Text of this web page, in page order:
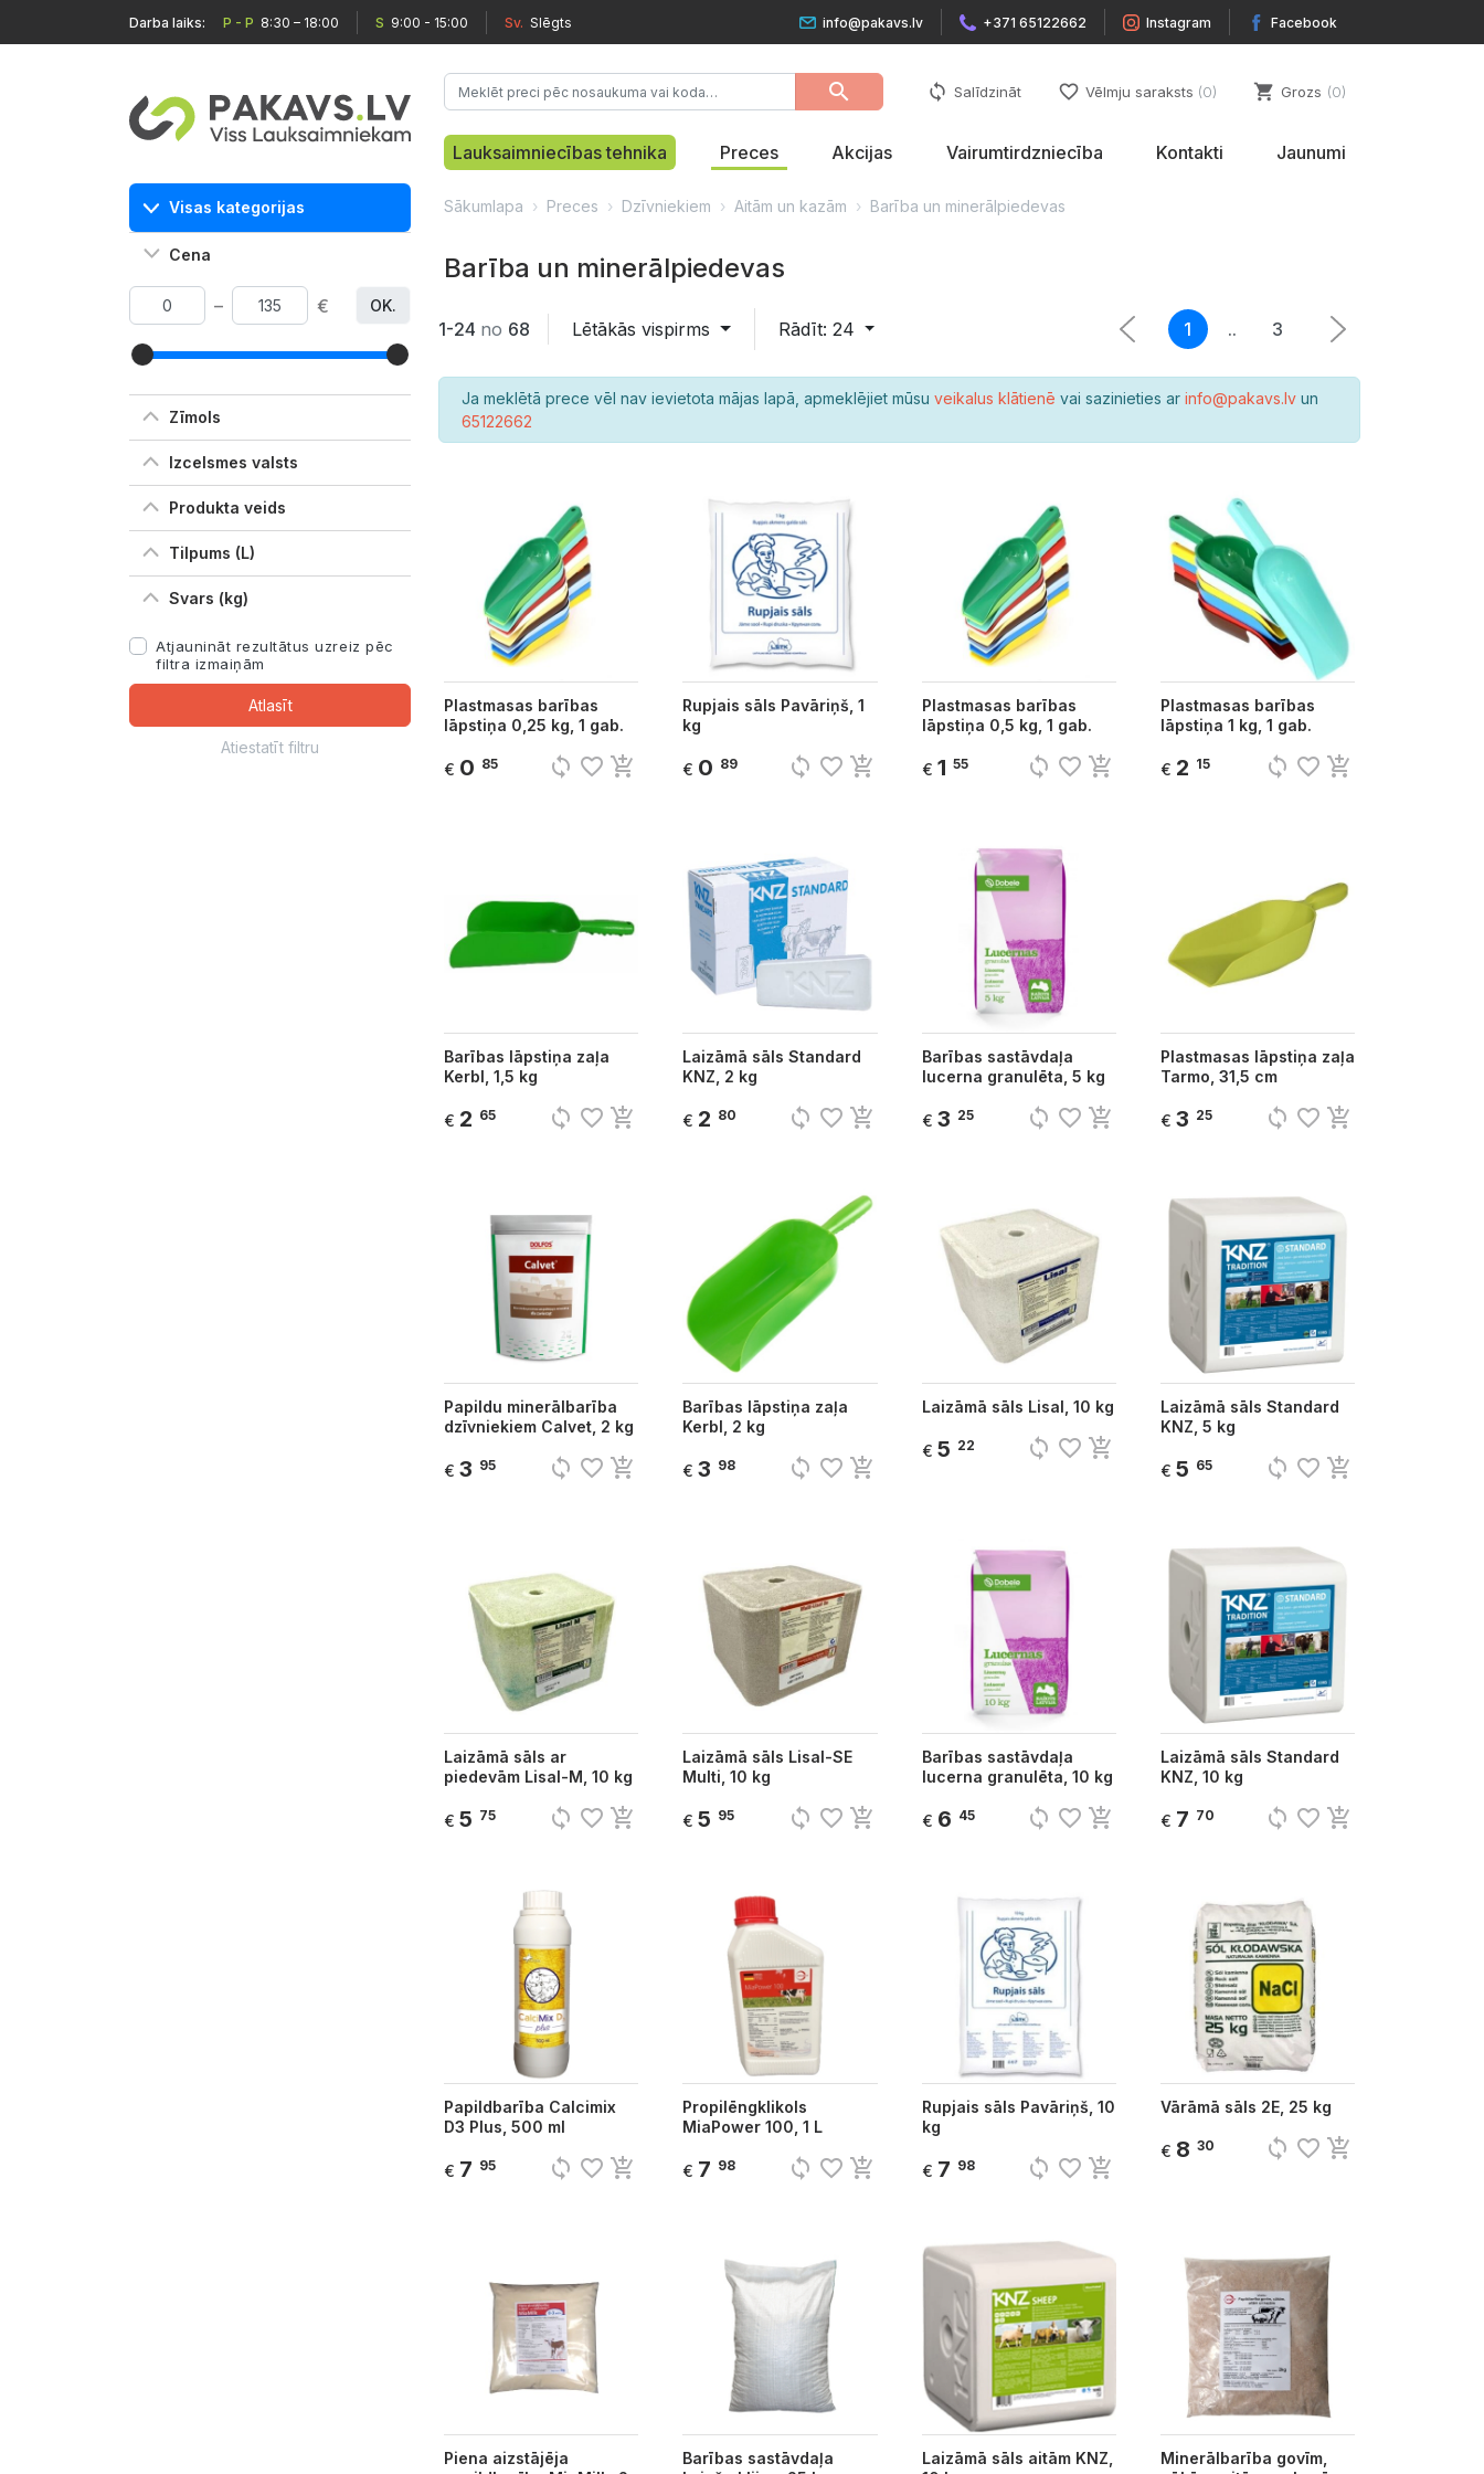
Darba laiks: P - P 8:30 – 18:00 S 9:00 - 15:00 Sv. Slēgts info@pakavs.lv +371 65122662 Instagram Facebook
search sync Salīdzināt favorite_border Vēlmju saraksts 0 shopping_cart Grozs 0
Lauksaimniecības tehnika Preces Akcijas Vairumtirdzniecība Kontakti Jaunumi
Visas kategorijas
Cena
– € OK.
Zīmols
Izcelsmes valsts
Produkta veids
Tilpums (L)
Svars (kg)
Atjaunināt rezultātus uzreiz pēc
filtra izmaiņām
Atlasīt
Atiestatīt filtru
Sākumlapa Preces Dzīvniekiem Aitām un kazām Barība un minerālpiedevas
Barība un minerālpiedevas
1-24 no 68 Lētākās vispirms Rādīt: 24 1 .. 3
Ja meklētā prece vēl nav ievietota mājas lapā, apmeklējiet mūsu veikalus klātienē vai sazinieties ar info@pakavs.lv un
65122662
Plastmasas barības
lāpstiņa 0,25 kg, 1 gab.
€ 0 85 sync favorite_border add_shopping_cart
Rupjais sāls Pavāriņš, 1
kg
€ 0 89 sync favorite_border add_shopping_cart
Plastmasas barības
lāpstiņa 0,5 kg, 1 gab.
€ 1 55 sync favorite_border add_shopping_cart
Plastmasas barības
lāpstiņa 1 kg, 1 gab.
€ 2 15 sync favorite_border add_shopping_cart
Barības lāpstiņa zaļa
Kerbl, 1,5 kg
€ 2 65 sync favorite_border add_shopping_cart
Laizāmā sāls Standard
KNZ, 2 kg
€ 2 80 sync favorite_border add_shopping_cart
Barības sastāvdaļa
lucerna granulēta, 5 kg
€ 3 25 sync favorite_border add_shopping_cart
Plastmasas lāpstiņa zaļa
Tarmo, 31,5 cm
€ 3 25 sync favorite_border add_shopping_cart
Papildu minerālbarība
dzīvniekiem Calvet, 2 kg
€ 3 95 sync favorite_border add_shopping_cart
Barības lāpstiņa zaļa
Kerbl, 2 kg
€ 3 98 sync favorite_border add_shopping_cart
Laizāmā sāls Lisal, 10 kg
€ 5 22 sync favorite_border add_shopping_cart
Laizāmā sāls Standard
KNZ, 5 kg
€ 5 65 sync favorite_border add_shopping_cart
Laizāmā sāls ar
piedevām Lisal-M, 10 kg
€ 5 75 sync favorite_border add_shopping_cart
Laizāmā sāls Lisal-SE
Multi, 10 kg
€ 5 95 sync favorite_border add_shopping_cart
Barības sastāvdaļa
lucerna granulēta, 10 kg
€ 6 45 sync favorite_border add_shopping_cart
Laizāmā sāls Standard
KNZ, 10 kg
€ 7 70 sync favorite_border add_shopping_cart
Papildbarība Calcimix
D3 Plus, 500 ml
€ 7 95 sync favorite_border add_shopping_cart
Propilēngklikols
MiaPower 100, 1 L
€ 7 98 sync favorite_border add_shopping_cart
Rupjais sāls Pavāriņš, 10
kg
€ 7 98 sync favorite_border add_shopping_cart
Vārāmā sāls 2E, 25 kg
€ 8 30 sync favorite_border add_shopping_cart
Piena aizstājēja
Barības sastāvdaļa
Laizāmā sāls aitām KNZ,
Minerālbarība govīm,